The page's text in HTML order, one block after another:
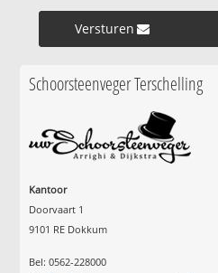
Versturen »
Schoorsteenveger Terschelling
Kantoor
Doorvaart 1
9101 RE Dokkum
Bel: 0562-228000